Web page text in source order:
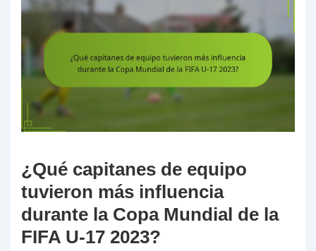
¿Qué capitanes de equipo
tuvieron más influencia
durante la Copa Mundial de la
FIFA U-17 2023?